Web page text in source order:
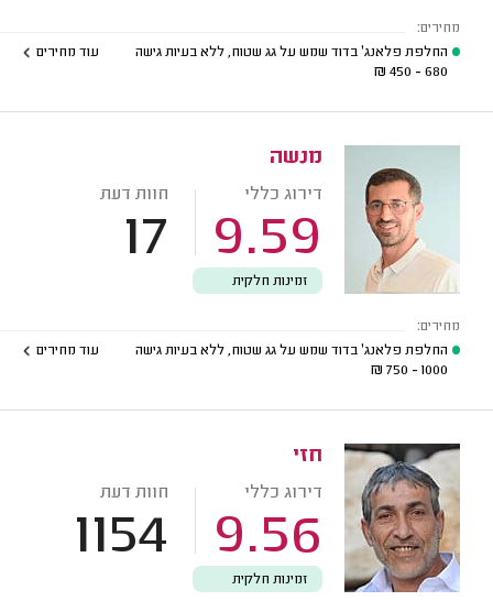
מחירים:
החלפת פלאנג' בדוד שמש על גג שטוח, ללא בעיות גישה
680 - 450
₪
עוד מחירים
מנשה
דירוג כללי
9.59
חוות דעת
17
זמינות חלקית
מחירים:
החלפת פלאנג' בדוד שמש על גג שטוח, ללא בעיות גישה
1000 - 750
₪
עוד מחירים
חזי
דירוג כללי
9.56
חוות דעת
1154
זמינות חלקית